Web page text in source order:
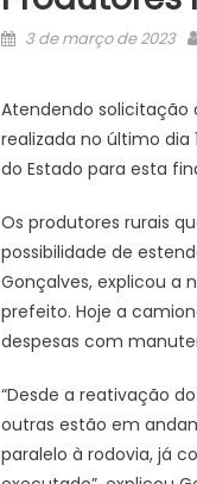
Posted
3 de março de 2023
Atendendo solicitação
realizada no último
do Estado para esta
Os produtores rurais
possibilidade de
Gonçalves, explicou a
prefeito. Hoje a
despesas com
“Desde a reativação
outras estão em
paralelo à rodovia, já